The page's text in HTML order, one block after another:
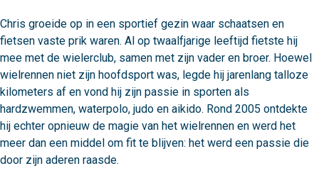
Chris groeide op in een sportief gezin waar schaatsen en
fietsen vaste prik waren. Al op twaalfjarige leeftijd fietste hij
mee met de wielerclub, samen met zijn vader en broer. Hoewel
wielrennen niet zijn hoofdsport was, legde hij jarenlang talloze
kilometers af en vond hij zijn passie in sporten als
hardzwemmen, waterpolo, judo en aikido. Rond 2005 ontdekte
hij echter opnieuw de magie van het wielrennen en werd het
meer dan een middel om fit te blijven: het werd een passie die
door zijn aderen raasde.